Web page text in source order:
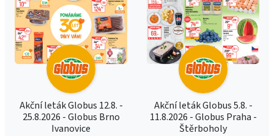
Akční leták Globus 12.8. -
25.8.2026 - Globus Brno
Ivanovice
Akční leták Globus 5.8. -
11.8.2026 - Globus Praha -
Štěrboholy